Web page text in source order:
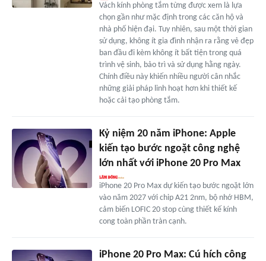
Vách kính phòng tắm từng được xem là lựa
chọn gần như mặc định trong các căn hộ và
nhà phố hiện đại. Tuy nhiên, sau một thời gian
sử dụng, không ít gia đình nhận ra rằng vẻ đẹp
ban đầu đi kèm không ít bất tiện trong quá
trình vệ sinh, bảo trì và sử dụng hằng ngày.
Chính điều này khiến nhiều người cân nhắc
những giải pháp linh hoạt hơn khi thiết kế
hoặc cải tạo phòng tắm.
Kỷ niệm 20 năm iPhone: Apple
kiến tạo bước ngoặt công nghệ
lớn nhất với iPhone 20 Pro Max
iPhone 20 Pro Max dự kiến tạo bước ngoặt lớn
vào năm 2027 với chip A21 2nm, bộ nhớ HBM,
cảm biến LOFIC 20 stop cùng thiết kế kính
cong toàn phần tràn cạnh.
iPhone 20 Pro Max: Cú hích công